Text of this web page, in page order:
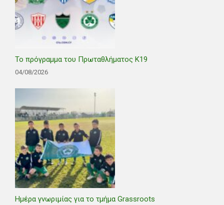
Το πρόγραμμα του Πρωταθλήματος Κ19
04/08/2026
Ημέρα γνωριμίας για το τμήμα Grassroots